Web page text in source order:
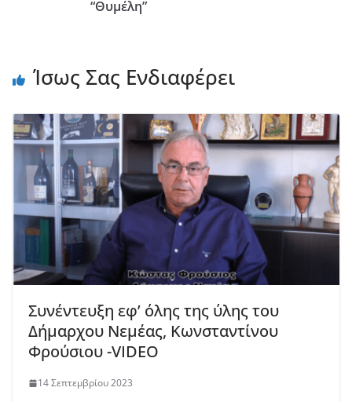
“Θυμέλη”
Ίσως Σας Ενδιαφέρει
Συνέντευξη εφ’ όλης της ύλης του
Δήμαρχου Νεμέας, Κωνσταντίνου
Φρούσιου -VIDEO
14 Σεπτεμβρίου 2023